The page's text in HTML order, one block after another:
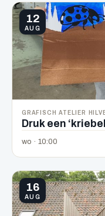
12
AUG
GRAFISCH ATELIER
Druk een
wo · 10:00
16
AUG